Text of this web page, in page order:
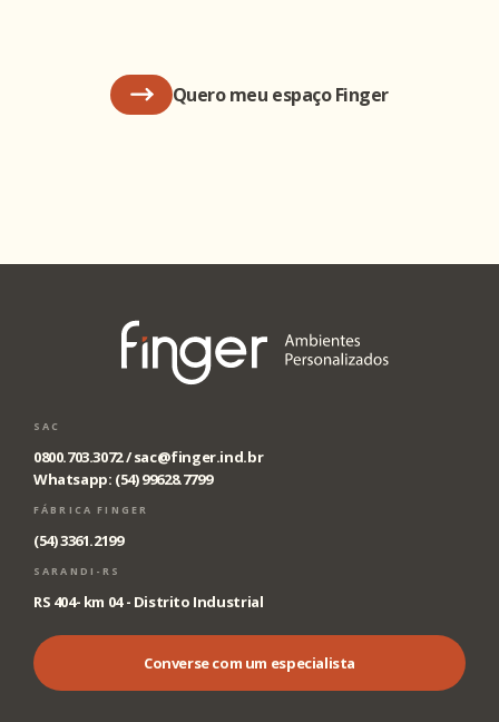
Quero meu espaço Finger
SAC
0800.703.3072 /sac@finger.ind.br
Whatsapp: (54) 99628.7799
FÁBRICA FINGER
(54) 3361.2199
SARANDI-RS
RS 404- km 04 - Distrito Industrial
Converse com um especialista